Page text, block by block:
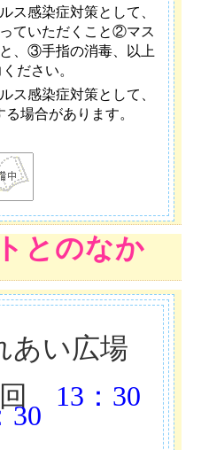
ス感染症対策として、
ていただくこと②マス
、③手指の消毒、以上
ださい。
ス感染症対策として、
場合があります。
とのなか
あい広場
13：30
30